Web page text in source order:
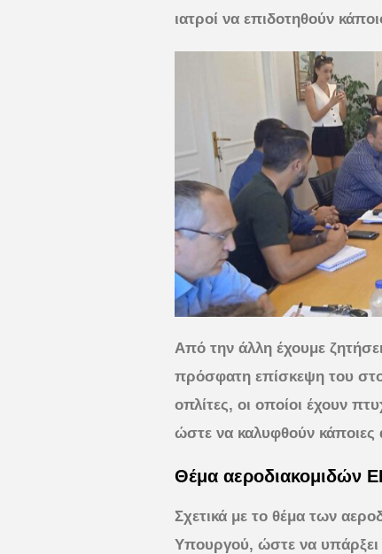
ιατροί να επιδοτηθούν
Από την άλλη έχουμε
πρόσφατη επίσκεψη του
οπλίτες, οι οποίοι έχουν
ώστε να καλυφθούν κάποιες
Θέμα αεροδιακομιδών
Σχετικά με το θέμα των
Υπουργού, ώστε να υπάρξει